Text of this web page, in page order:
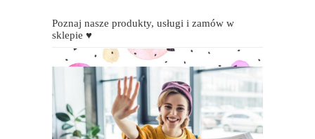
Poznaj nasze produkty, usługi i zamów w
sklepie ♥